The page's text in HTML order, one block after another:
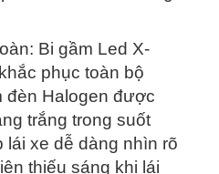
Bi gầm Led X-
phục toàn bộ
đèn Halogen được
trắng trong suốt
lái xe dễ dàng nhìn rõ
thiếu sáng khi lái